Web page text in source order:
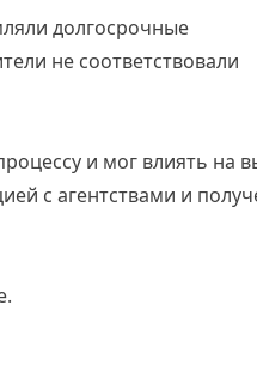
долгосрочные
не соответствовали
и мог влиять на
с агентствами и